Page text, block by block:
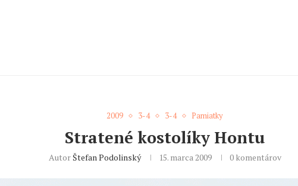
2009 3-4 3-4 Pamiatky
Stratené kostolíky Hontu
Autor Štefan Podolinský 15. marca 2009 0 komentárov